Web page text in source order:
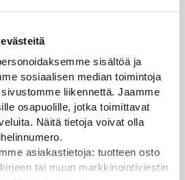
sisältöä ja
sosiaalisen median toimintoja
liikennettä. Jaamme
osapuolille, jotka toimittavat
Näitä tietoja voivat olla
asiakastietoja: tuotteen osto
tai muun markkinointiviestin